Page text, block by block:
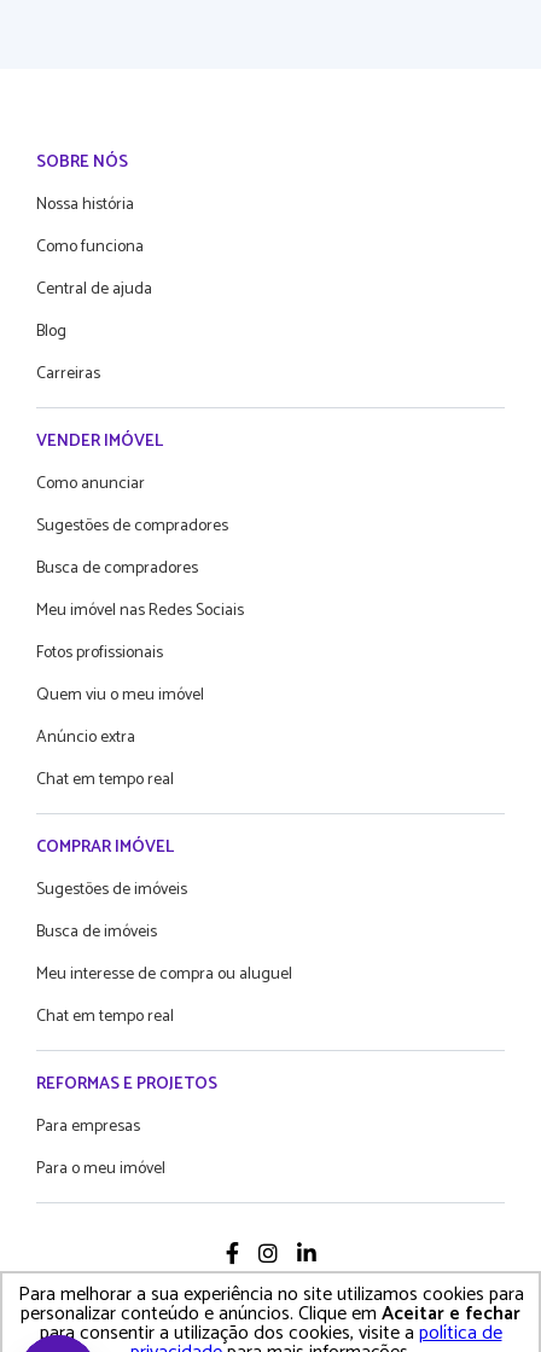
SOBRE NÓS
Nossa história
Como funciona
Central de ajuda
Blog
Carreiras
VENDER IMÓVEL
Como anunciar
Sugestões de compradores
Busca de compradores
Meu imóvel nas Redes Sociais
Fotos profissionais
Quem viu o meu imóvel
Anúncio extra
Chat em tempo real
COMPRAR IMÓVEL
Sugestões de imóveis
Busca de imóveis
Meu interesse de compra ou aluguel
Chat em tempo real
REFORMAS E PROJETOS
Para empresas
Para o meu imóvel
2021 Proprietário Direto - Todos os diretos reservados
Política de Privacidade • Termos e Condições de Uso
Para melhorar a sua experiência no site utilizamos cookies para
personalizar conteúdo e anúncios. Clique emAceitar e fechar
para consentir a utilização dos cookies, visite apolítica de